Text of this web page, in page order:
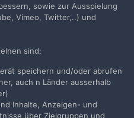
Datenschutzerklärung
IN-Solution
sowie zur Ausspielung
Vimeo, Twitter,..) und
sind:
speichern und/oder abrufen
auch n Länder ausserhalb
Inhalte, Anzeigen- und
über Zielgruppen und